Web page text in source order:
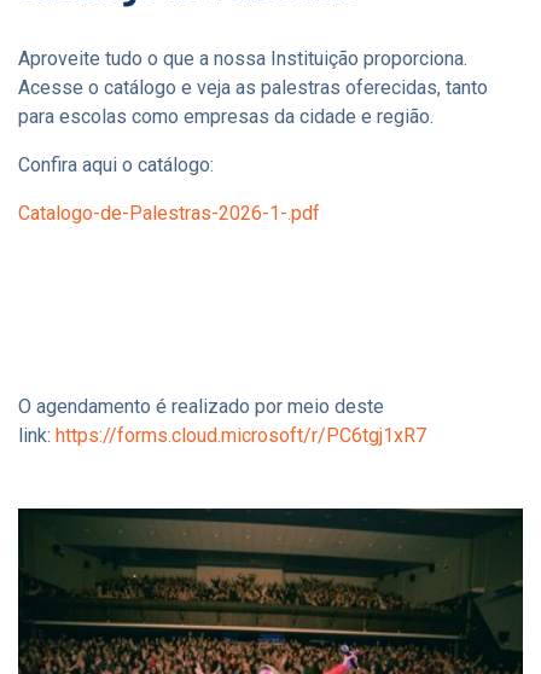
Aproveite tudo o que a nossa Instituição proporciona.
Acesse o catálogo e veja as palestras oferecidas, tanto
para escolas como empresas da cidade e região.
Confira aqui o catálogo:
Catalogo-de-Palestras-2026-1-.pdf
O agendamento é realizado por meio deste
link: https://forms.cloud.microsoft/r/PC6tgj1xR7